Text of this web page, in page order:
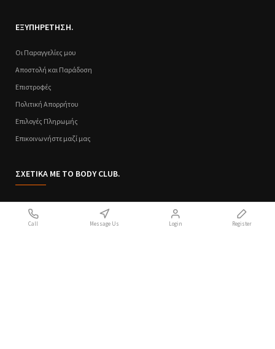
ΕΞΥΠΗΡΕΤΗΣΗ.
Οι Παραγγελίες μου
Αποστολή και Παράδοση
Επιστροφές
Πολιτική Απορρήτου
Επιλογές Πληρωμής
Επικοινωνήστε μαζί μας
ΣΧΕΤΙΚΑ ΜΕ ΤΟ BODY CLUB.
Call Message Us Login Register